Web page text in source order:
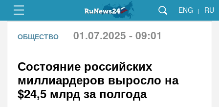
ENG | RU
ОБЩЕСТВО 01.07.2025 - 09:01
Состояние российских
миллиардеров выросло на
$24,5 млрд за полгода